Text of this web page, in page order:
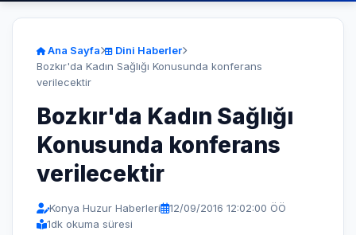
Ana Sayfa
Dini Haberler
Bozkır'da Kadın Sağlığı Konusunda konferans
verilecektir
Bozkır'da Kadın Sağlığı
Konusunda konferans
verilecektir
Konya Huzur Haberleri
12/09/2016 12:02:00 ÖÖ
1dk okuma süresi